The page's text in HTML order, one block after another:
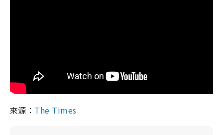
來源： The Times